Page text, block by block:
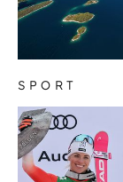
SPORT